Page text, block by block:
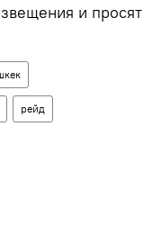
и просят
рейд